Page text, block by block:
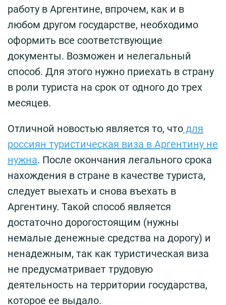
работу в Аргентине, впрочем, как и в
любом другом государстве, необходимо
оформить все соответствующие
документы. Возможен и нелегальный
способ. Для этого нужно приехать в страну
в роли туриста на срок от одного до трех
месяцев.
Отличной новостью является то, что для
россиян туристическая виза в Аргентину не
нужна. После окончания легального срока
нахождения в стране в качестве туриста,
следует выехать и снова въехать в
Аргентину. Такой способ является
достаточно дорогостоящим (нужны
немалые денежные средства на дорогу) и
ненадежным, так как туристическая виза
не предусматривает трудовую
деятельность на территории государства,
которое ее выдало.